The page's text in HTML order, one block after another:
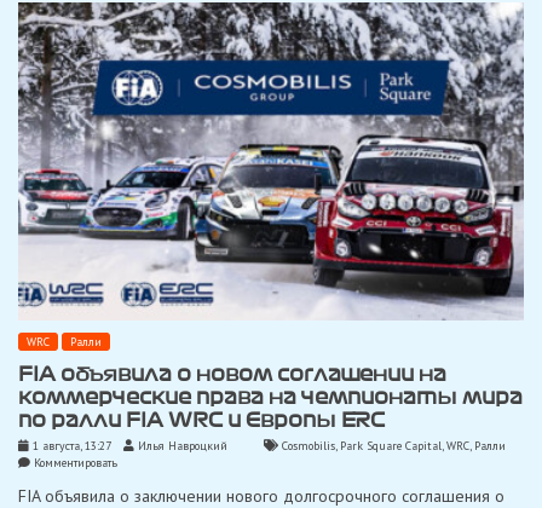
и
Сескса
WRC Ралли
FIA объявила о новом соглашении на
коммерческие права на чемпионаты мира
по ралли FIA WRC и Европы ERC
1 августа, 13:27 Илья Навроцкий Cosmobilis, Park Square Capital,WRC, Ралли
Комментироватьon
объявила
FIA объявила о заключении нового долгосрочного соглашения о